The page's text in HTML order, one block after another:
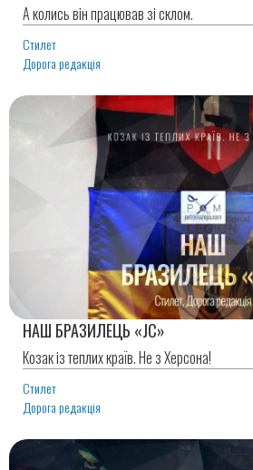
А колись він працював зі склом.
Стилет
Дорога редакція
НАШ БРАЗИЛЕЦЬ «JC»
Козак із теплих країв. Не з Херсона!
Стилет
Дорога редакція